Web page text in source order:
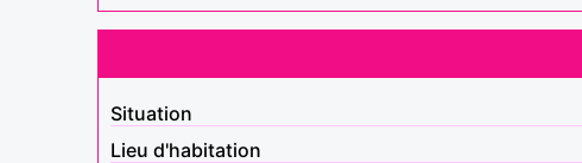
Situation
Lieu d'habitation